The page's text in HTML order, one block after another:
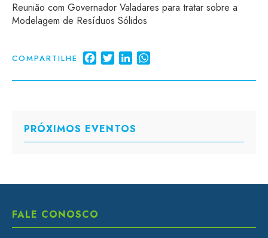
Reunião com Governador Valadares para tratar sobre a
Modelagem de Resíduos Sólidos
COMPARTILHE FacebookTwitterLinkedIn
PRÓXIMOS EVENTOS
FALE CONOSCO